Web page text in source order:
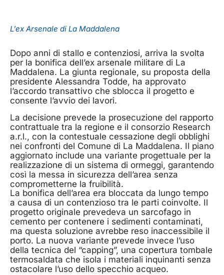
L’ex Arsenale di La Maddalena
Dopo anni di stallo e contenziosi, arriva la svolta
per la bonifica dell’ex arsenale militare di La
Maddalena. La giunta regionale, su proposta della
presidente Alessandra Todde, ha approvato
l’accordo transattivo che sblocca il progetto e
consente l’avvio dei lavori.
La decisione prevede la prosecuzione del rapporto
contrattuale tra la regione e il consorzio Research
a.r.l., con la contestuale cessazione degli obblighi
nei confronti del Comune di La Maddalena. Il piano
aggiornato include una variante progettuale per la
realizzazione di un sistema di ormeggi, garantendo
così la messa in sicurezza dell’area senza
comprometterne la fruibilità.
La bonifica dell’area era bloccata da lungo tempo
a causa di un contenzioso tra le parti coinvolte. Il
progetto originale prevedeva un sarcofago in
cemento per contenere i sedimenti contaminati,
ma questa soluzione avrebbe reso inaccessibile il
porto. La nuova variante prevede invece l’uso
della tecnica del “capping”, una copertura tombale
termosaldata che isola i materiali inquinanti senza
ostacolare l’uso dello specchio acqueo.